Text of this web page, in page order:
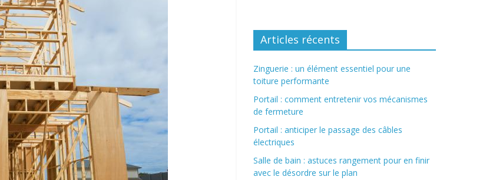
Articles récents
Zinguerie : un élément essentiel pour une
toiture performante
Portail : comment entretenir vos mécanismes
de fermeture
Portail : anticiper le passage des câbles
électriques
Salle de bain : astuces rangement pour en finir
avec le désordre sur le plan